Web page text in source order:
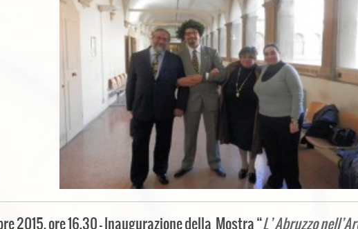
2015, ore 16.30 – Inaugurazione della Mostra “L’ Abruzzo